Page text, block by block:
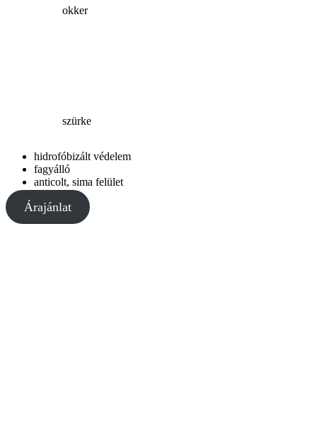
okker
szürke
hidrofóbizált védelem
fagyálló
anticolt, sima felület
Árajánlat